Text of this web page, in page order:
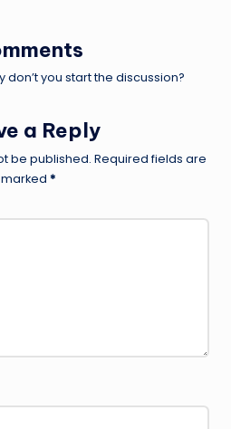
don’t you start the discussion?
a Reply
be published. Required fields are
marked *